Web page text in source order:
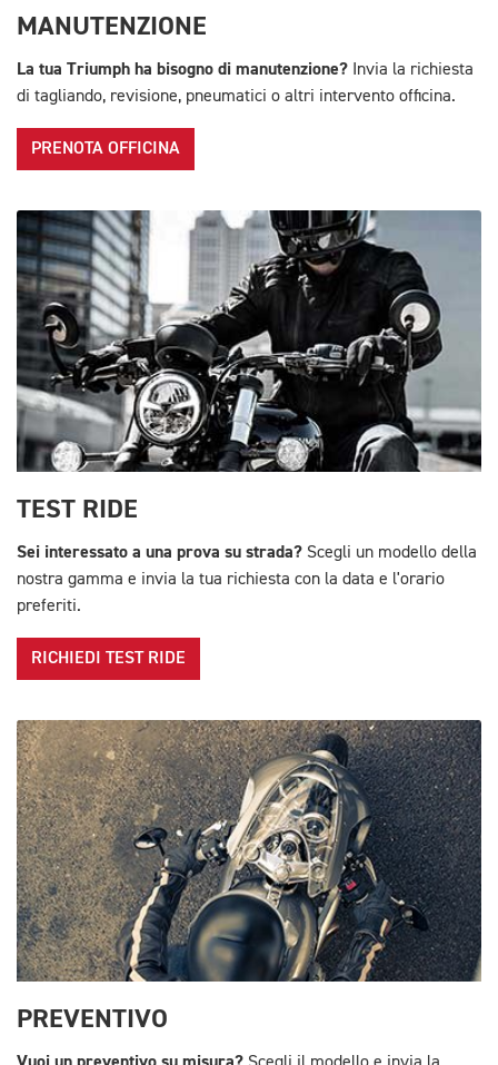
MANUTENZIONE
La tua Triumph ha bisogno di manutenzione? Invia la richiesta
di tagliando, revisione, pneumatici o altri intervento officina.
PRENOTA OFFICINA
TEST RIDE
Sei interessato a una prova su strada? Scegli un modello della
nostra gamma e invia la tua richiesta con la data e l'orario
preferiti.
RICHIEDI TEST RIDE
PREVENTIVO